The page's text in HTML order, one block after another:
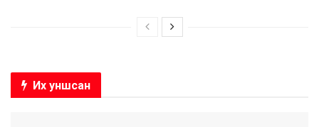
Их уншсан